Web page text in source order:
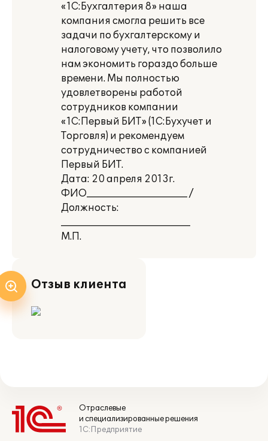
«1С:Бухгалтерия 8» наша
компания смогла решить все
задачи по бухгалтерскому и
налоговому учету, что позволило
нам экономить гораздо больше
времени. Мы полностью
удовлетворены работой
сотрудников компании
«1С:Первый БИТ» (1С:Бухучет и
Торговля) и рекомендуем
сотрудничество с компанией
Первый БИТ.
Дата: 20 апреля 2013г.
ФИО_____________________ /
Должность:
___________________________
М.П.
Отзыв клиента
Отраслевые
и специализированные решения
1С:Предприятие